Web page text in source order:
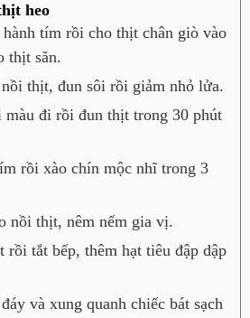
heo
tím rồi cho thịt chân giò vào
thịt săn.
thịt, đun sôi rồi giảm nhỏ lửa.
màu đi rồi đun thịt trong 30 phút
rồi xào chín mộc nhĩ trong 3
nồi thịt, nêm nếm gia vị.
rồi tắt bếp, thêm hạt tiêu đập dập
và xung quanh chiếc bát sạch